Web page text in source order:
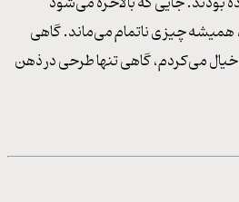
چیزی ناتمام می‌ماند. گاهی
می‌کردم، گاهی تنها طرحی در ذهن